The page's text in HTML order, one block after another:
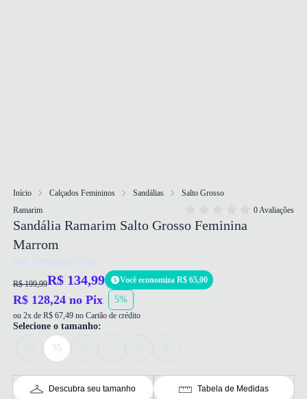
Início Calçados Femininos Sandálias
Salto Grosso
Ramarim
0 Avaliações
Sandália Ramarim Salto Grosso Feminina
Marrom
Ref: 7900080575746
R$ 199,99R$ 134,99 Você economiza R$ 65,00
R$ 128,24 no Pix 5%
ou 2x de R$ 67,49 no Cartão de crédito
Selecione o tamanho:
35
Descubra seu tamanho Tabela de Medidas